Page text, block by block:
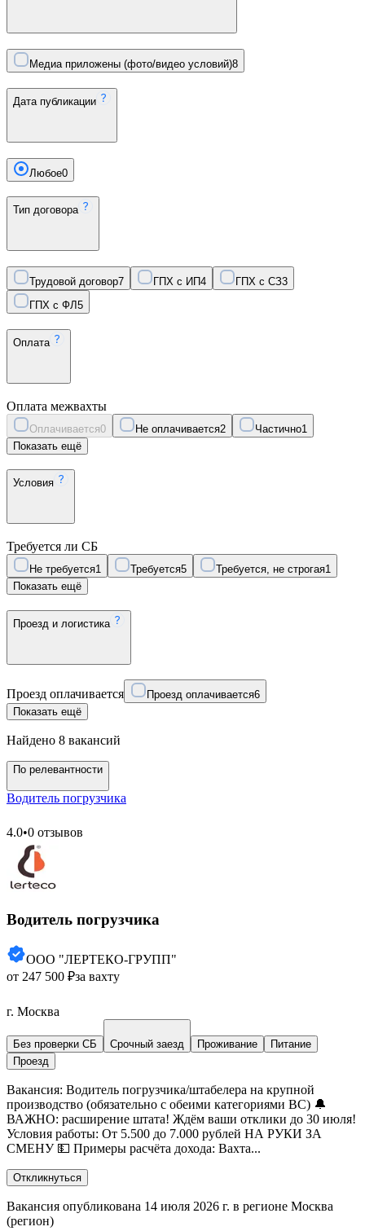
Медиа приложены (фото/видео условий)8
Дата публикации
Любое0
Тип договора
Трудовой договор7 ГПХ с ИП4 ГПХ с СЗ3
ГПХ с ФЛ5
Оплата
Оплата межвахты
Оплачивается0 Не оплачивается2 Частично1
Показать ещё
Условия
Требуется ли СБ
Не требуется1 Требуется5 Требуется, не строгая1
Показать ещё
Проезд и логистика
Проезд оплачивается Проезд оплачивается6
Показать ещё
Найдено 8 вакансий
По релевантности
Водитель погрузчика
4.0•0 отзывов
Водитель погрузчика
ООО "ЛЕРТЕКО-ГРУПП"
от 247 500 ₽за вахту
г. Москва
Без проверки СБ Срочный заезд Проживание
Питание
Проезд
Вакансия: Водитель погрузчика/штабелера на крупной
производство (обязательно с обеими категориями ВС) 🔔
ВАЖНО: расширение штата! Ждём ваши отклики до 30 июля!
Условия работы: От 5.500 до 7.000 рублей НА РУКИ ЗА
СМЕНУ 💵 Примеры расчёта дохода: Вахта...
Откликнуться
Вакансия опубликована 14 июля 2026 г. в регионе Москва
(регион)